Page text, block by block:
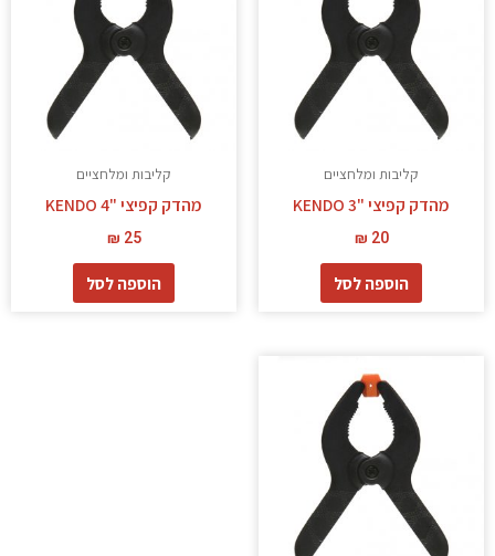
קליבות ומלחציים
מהדק קפיצי "3 KENDO
₪ 20
הוספה לסל
קליבות ומלחציים
מהדק קפיצי "4 KENDO
₪ 25
הוספה לסל